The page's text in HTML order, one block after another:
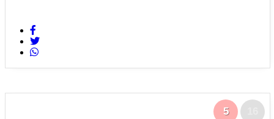
5